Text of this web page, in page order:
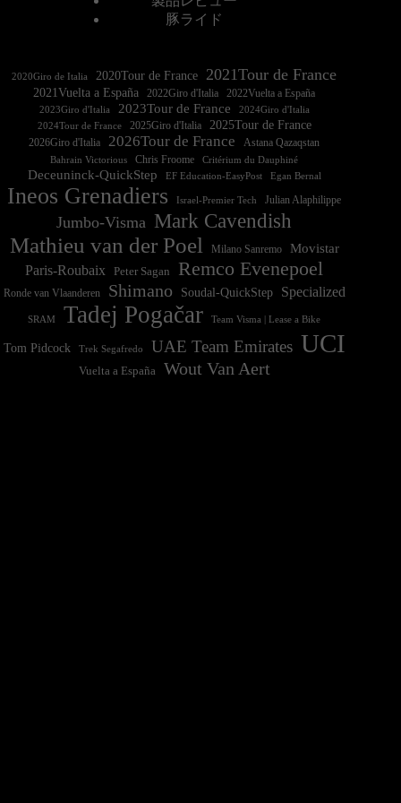
豚ライド
2020Giro de Italia 2020Tour de France 2021Tour de France
2021Vuelta a España 2022Vuelta a España
2023Giro d'Italia 2023Tour de France
2024Tour de France
2025Giro d'Italia 2025Tour de France
2026Giro d'Italia 2026Tour de France Astana Qazaqstan
Bahrain Victorious Chris Froome Critérium du Dauphiné
Deceuninck-QuickStep EF Education-EasyPost Egan Bernal
Ineos Grenadiers Israel-Premier Tech Julian Alaphilippe
Jumbo-Visma Mark Cavendish
Mathieu van der Poel Milano Sanremo
Movistar
Paris-Roubaix
Peter Sagan Remco Evenepoel
Ronde van Vlaanderen Shimano Soudal-QuickStep Specialized
SRAM Tadej Pogačar Team Visma | Lease a Bike
Tom Pidcock Trek Segafredo UAE Team Emirates UCI
Vuelta a España Wout Van Aert